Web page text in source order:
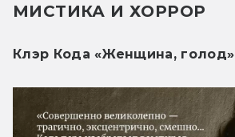
МИСТИКА И ХОРРОР
Клэр Кода «Женщина, голод»